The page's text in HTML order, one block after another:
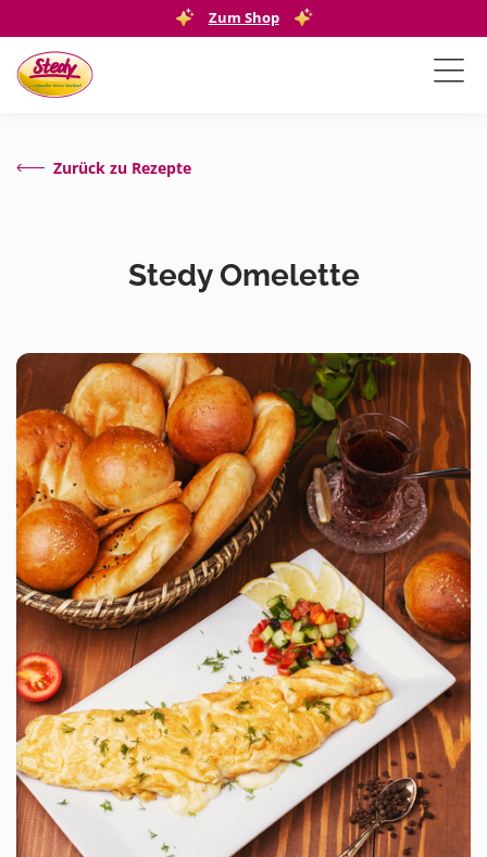
Zum Shop
Zurück zu Rezepte
Stedy Omelette